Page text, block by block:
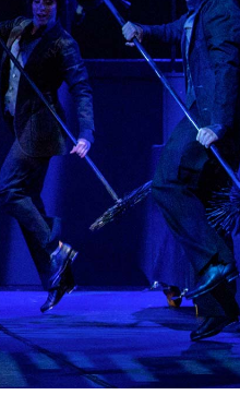
Näyttelijät
Historia
Töihin meille
Yhteystiedot
Uutiskirje
Svenska Teatern Live